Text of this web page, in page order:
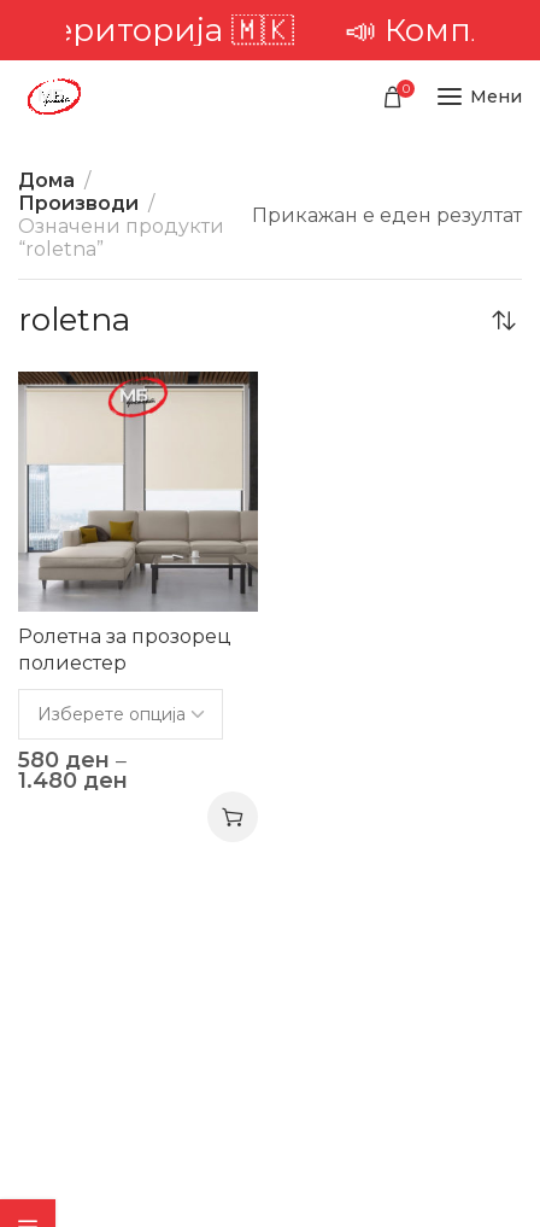
територија 🇲🇰 📣
0 Мени
Дома
Производи
Означени продукти
“roletna”
Прикажан е еден резултат
roletna
-33%
Ролетна за прозорец
полиестер
580 ден –
1.480 ден